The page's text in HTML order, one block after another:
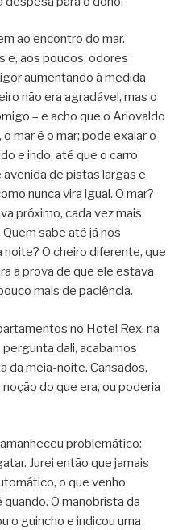
ao encontro do mar.
e, aos poucos, odores
aumentando à medida
não era agradável, mas o
– e acho que o Ariovaldo
mar é o mar; pode exalar o
e indo, até que o carro
de pistas largas e
nunca vira igual. O mar?
próximo, cada vez mais
sabe até já nos
O cheiro diferente, que
a prova de que ele estava
mais de paciência.
no Hotel Rex, na
dali, acabamos
da meia-noite. Cansados,
do que era, ou poderia
problemático:
Jurei então que jamais
o que venho
O manobrista da
o guincho e indicou uma